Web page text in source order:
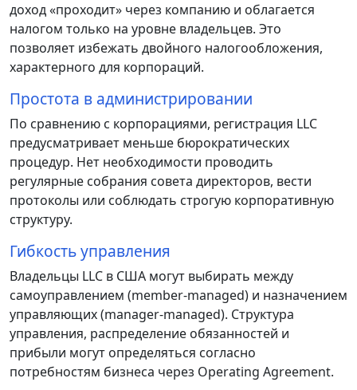
доход «проходит» через компанию и облагается
налогом только на уровне владельцев. Это
позволяет избежать двойного налогообложения,
характерного для корпораций.
Простота в администрировании
По сравнению с корпорациями, регистрация LLC
предусматривает меньше бюрократических
процедур. Нет необходимости проводить
регулярные собрания совета директоров, вести
протоколы или соблюдать строгую корпоративную
структуру.
Гибкость управления
Владельцы LLC в США могут выбирать между
самоуправлением (member-managed) и назначением
управляющих (manager-managed). Структура
управления, распределение обязанностей и
прибыли могут определяться согласно
потребностям бизнеса через Operating Agreement.